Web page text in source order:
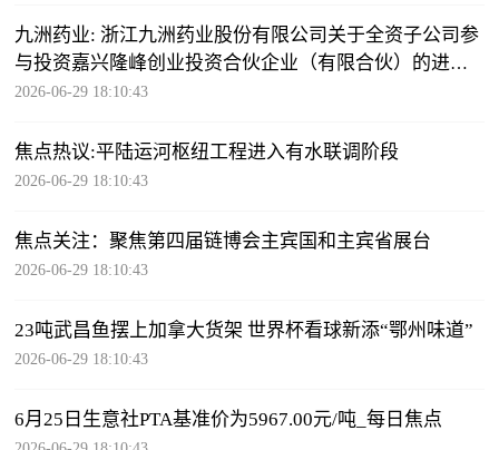
九洲药业: 浙江九洲药业股份有限公司关于全资子公司参
与投资嘉兴隆峰创业投资合伙企业（有限合伙）的进展
公告 每日动态
2026-06-29 18:10:43
焦点热议:平陆运河枢纽工程进入有水联调阶段
2026-06-29 18:10:43
焦点关注：聚焦第四届链博会主宾国和主宾省展台
2026-06-29 18:10:43
23吨武昌鱼摆上加拿大货架 世界杯看球新添“鄂州味道”
2026-06-29 18:10:43
6月25日生意社PTA基准价为5967.00元/吨_每日焦点